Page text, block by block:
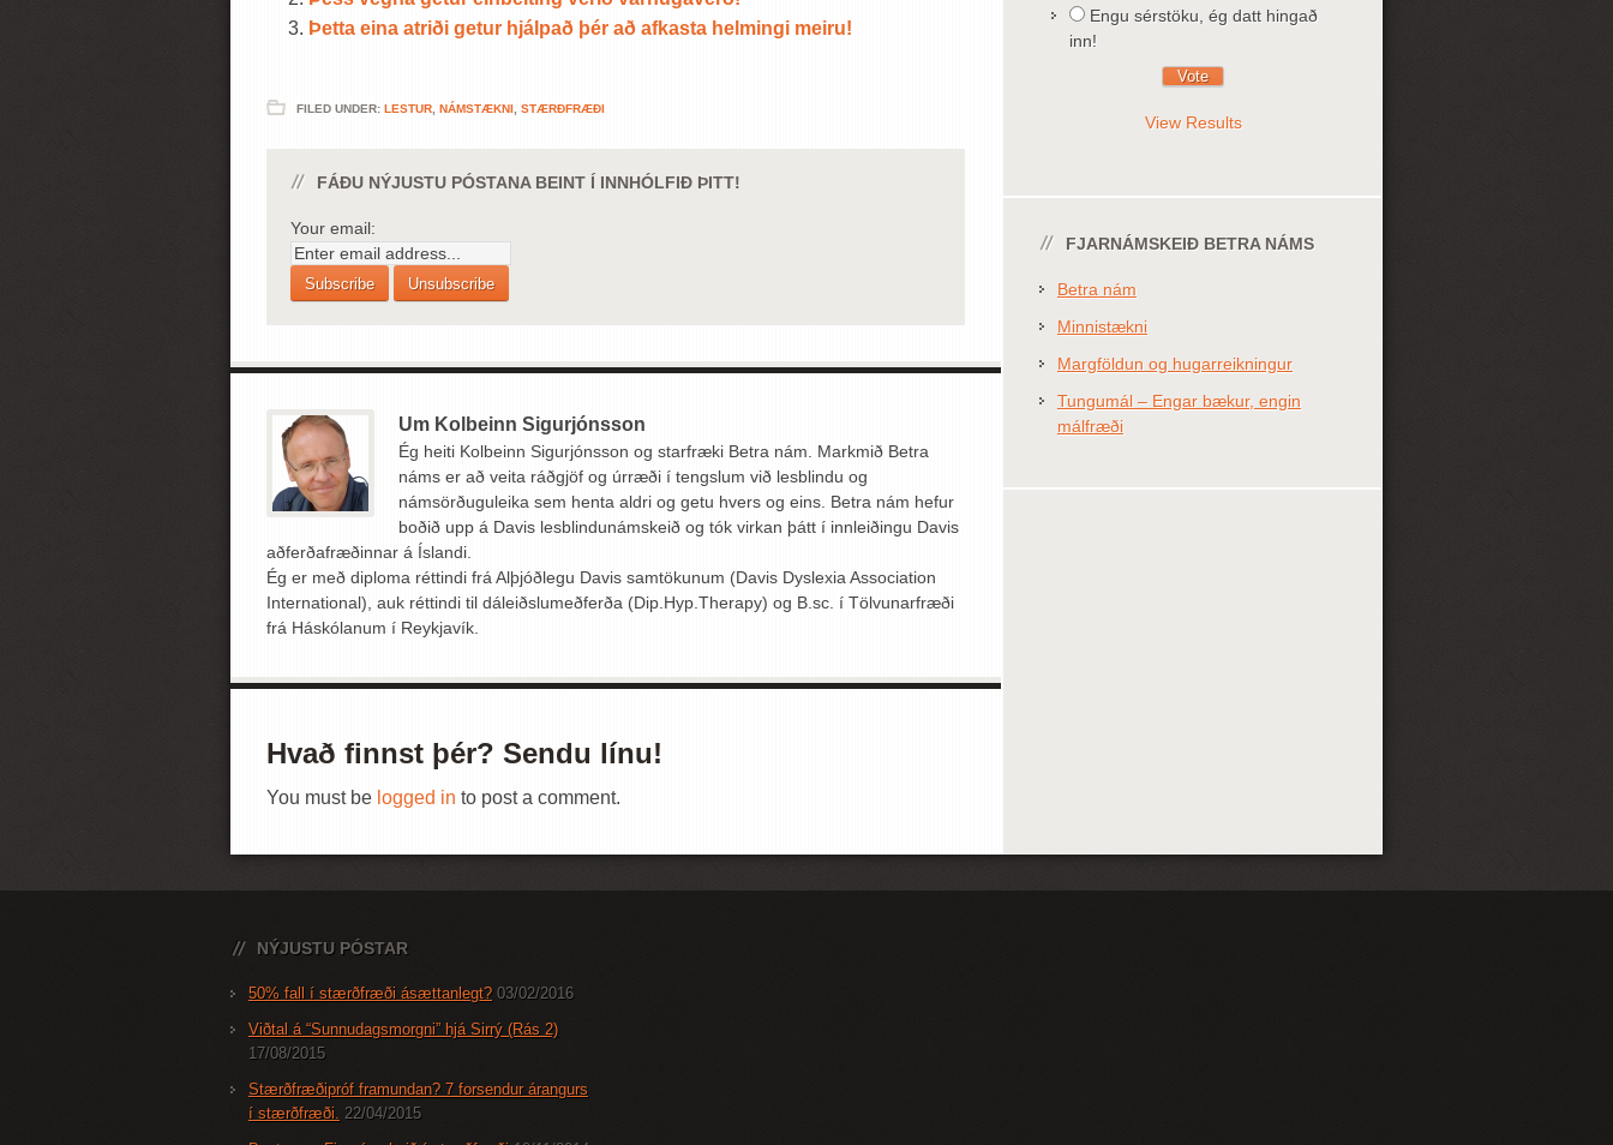
Þetta eina atriði getur hjálpað þér að afkasta helmingi meiru!
FILED UNDER: LESTUR NÁMSTÆKNI STÆRÐFRÆÐI
FÁÐU NÝJUSTU PÓSTANA BEINT Í INNHÓLFIÐ ÞITT!
Your email:
Um Kolbeinn Sigurjónsson
Ég heiti Kolbeinn Sigurjónsson og starfræki Betra nám. Markmið Betra
náms er að veita ráðgjöf og úrræði í tengslum við lesblindu og
námsörðuguleika sem henta aldri og getu hvers og eins. Betra nám hefur
boðið upp á Davis lesblindunámskeið og tók virkan þátt í innleiðingu Davis
aðferðafræðinnar á Íslandi.
Ég er með diploma réttindi frá Alþjóðlegu Davis samtökunum (Davis Dyslexia Association
International), auk réttindi til dáleiðslumeðferða (Dip.Hyp.Therapy) og B.sc. í Tölvunarfræði
frá Háskólanum í Reykjavík.
Hvað finnst þér? Sendu línu!
You must be logged in to post a comment.
Engu sérstöku, ég datt hingað
inn!
View Results
FJARNÁMSKEIÐ BETRA NÁMS
Betra nám
Minnistækni
Margföldun og hugarreikningur
Tungumál – Engar bækur, engin
málfræði
NÝJUSTU PÓSTAR
50% fall í stærðfræði ásættanlegt? 03/02/2016
Viðtal á “Sunnudagsmorgni” hjá Sirrý (Rás 2)
17/08/2015
Stærðfræðipróf framundan? 7 forsendur árangurs
í stærðfræði. 22/04/2015